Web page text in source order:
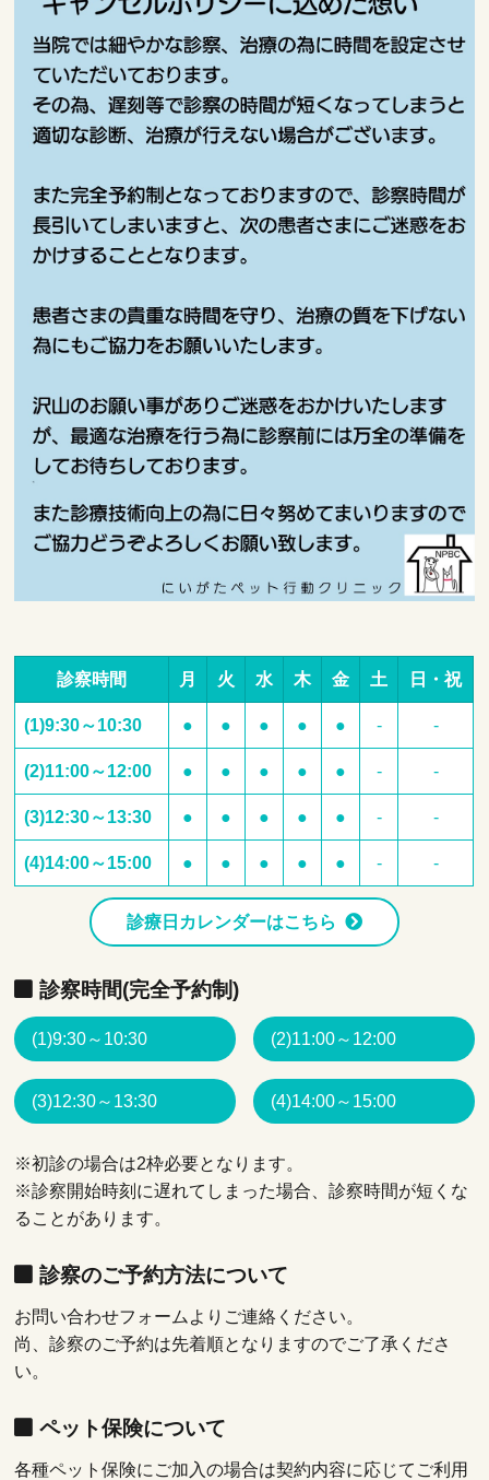
診察時間 月 火 水 木 金 土 日・祝
(1)9:30～10:30 ● ● ● ● ● - -
(2)11:00～12:00 ● ● ● ● ● - -
(3)12:30～13:30 ● ● ● ● ● - -
(4)14:00～15:00 ● ● ● ● ● - -
診療日カレンダーはこちら
診察時間(完全予約制)
(1)9:30～10:30 (2)11:00～12:00
(3)12:30～13:30 (4)14:00～15:00
※初診の場合は2枠必要となります。
※診察開始時刻に遅れてしまった場合、診察時間が短くな
ることがあります。
診察のご予約方法について
お問い合わせフォームよりご連絡ください。
尚、診察のご予約は先着順となりますのでご了承くださ
い。
ペット保険について
各種ペット保険にご加入の場合は契約内容に応じてご利用